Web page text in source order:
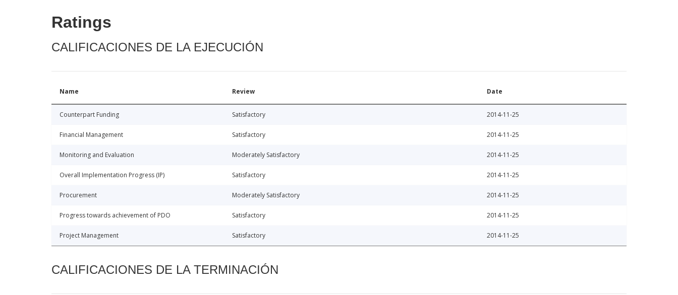
Ratings
CALIFICACIONES DE LA EJECUCIÓN
Name Review Date
Counterpart Funding Satisfactory 2014-11-25
Financial Management Satisfactory 2014-11-25
Monitoring and Evaluation Moderately Satisfactory 2014-11-25
Overall Implementation Progress (IP) Satisfactory 2014-11-25
Procurement Moderately Satisfactory 2014-11-25
Progress towards achievement of PDO Satisfactory 2014-11-25
Project Management Satisfactory 2014-11-25
CALIFICACIONES DE LA TERMINACIÓN